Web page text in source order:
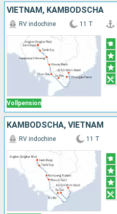
VIETNAM, KAMBODSCHA
Vollpension
RV indochine 11 T
KAMBODSCHA, VIETNAM
RV indochine 11 T